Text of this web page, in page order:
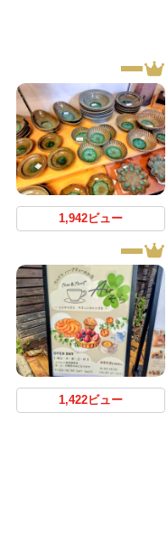
1,942ビュー
1,422ビュー